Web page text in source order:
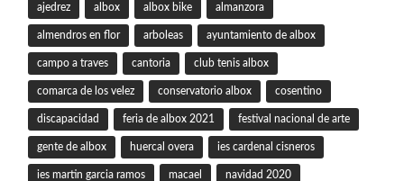
ajedrez albox albox bike almanzora
almendros en flor arboleas ayuntamiento de albox
campo a traves cantoria club tenis albox
comarca de los velez conservatorio albox cosentino
discapacidad feria de albox 2021 festival nacional de arte
gente de albox huercal overa ies cardenal cisneros
ies martin garcia ramos macael navidad 2020